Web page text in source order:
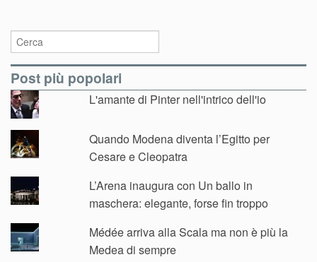
Post più popolari
L'amante di Pinter nell'intrico dell'io
Quando Modena diventa l’Egitto per
Cesare e Cleopatra
L’Arena inaugura con Un ballo in
maschera: elegante, forse fin troppo
Médée arriva alla Scala ma non è più la
Medea di sempre